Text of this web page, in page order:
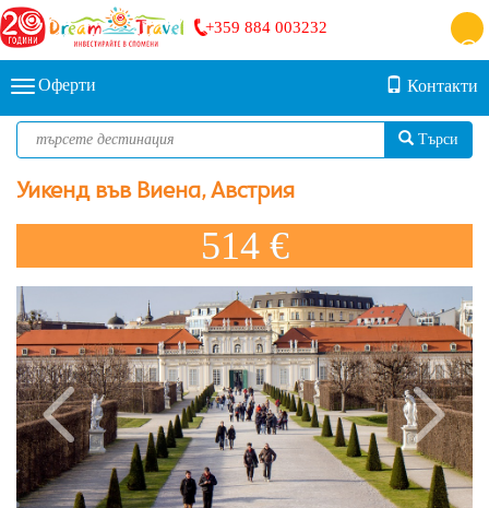
+359 884 003232
Оферти Контакти
Търси
Уикенд във Виена, Австрия
514 €